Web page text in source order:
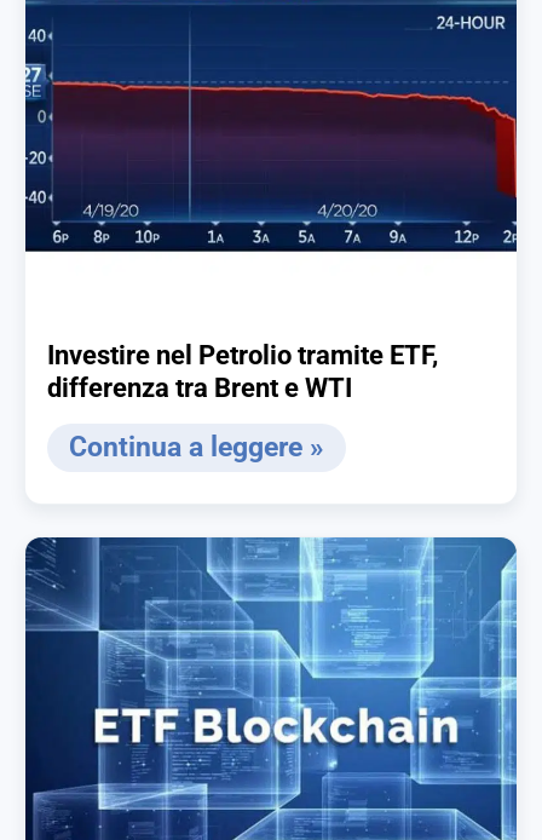
Investire nel Petrolio tramite ETF,
differenza tra Brent e WTI
Continua a leggere »